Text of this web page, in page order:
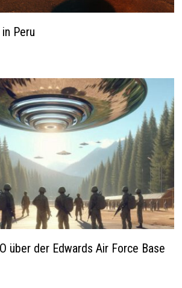
Peru
über der Edwards Air Force Base